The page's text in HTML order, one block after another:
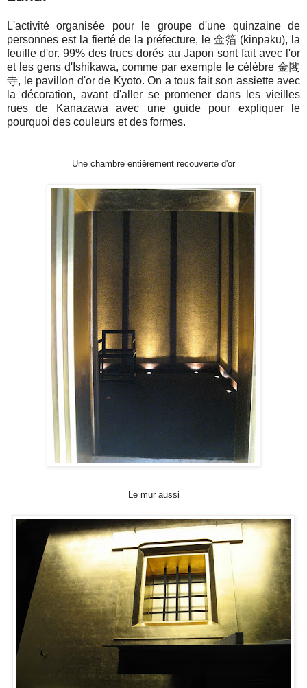
L'activité organisée pour le groupe d'une quinzaine de
personnes est la fierté de la préfecture, le 金箔 (kinpaku), la
feuille d'or. 99% des trucs dorés au Japon sont fait avec l'or
et les gens d'Ishikawa, comme par exemple le célèbre 金閣
寺, le pavillon d'or de Kyoto. On a tous fait son assiette avec
la décoration, avant d'aller se promener dans les vieilles
rues de Kanazawa avec une guide pour expliquer le
pourquoi des couleurs et des formes.
Une chambre entièrement recouverte d'or
Le mur aussi